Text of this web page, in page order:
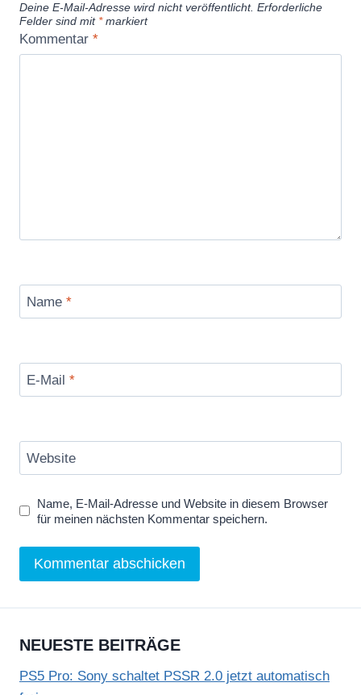
Deine E-Mail-Adresse wird nicht veröffentlicht. Erforderliche
Felder sind mit *markiert
Kommentar *
Name *
E-Mail *
Website
Name, E-Mail-Adresse und Website in diesem Browser
für meinen nächsten Kommentar speichern.
NEUESTE BEITRÄGE
PS5 Pro: Sony schaltet PSSR 2.0 jetzt automatisch